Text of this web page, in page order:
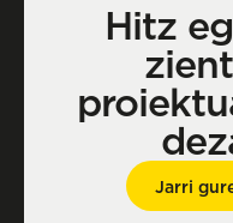
Hitz
Jarri